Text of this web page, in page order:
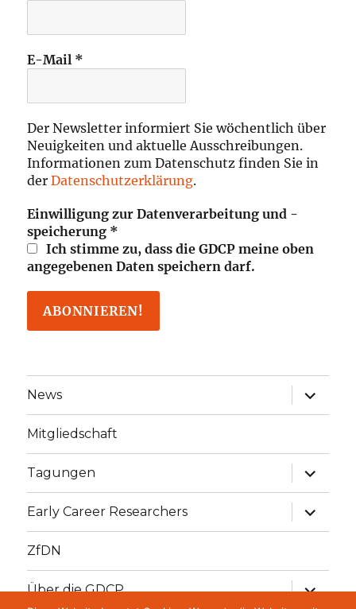
E-Mail *
Der Newsletter informiert Sie wöchentlich über
Neuigkeiten und aktuelle Ausschreibungen.
Informationen zum Datenschutz finden Sie in
derDatenschutzerklärung.
Einwilligung zur Datenverarbeitung und -
speicherung *
Ich stimme zu, dass die GDCP meine oben
angegebenen Daten speichern darf.
News
öffnen
Mitgliedschaft
Tagungen
öffnen
Early Career Researchers
öffnen
ZfDN
Über die GDCP